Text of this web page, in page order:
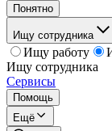
Понятно
Ищу сотрудника
Ищу работу
Ищу сотрудника
Сервисы
Помощь
Ещё